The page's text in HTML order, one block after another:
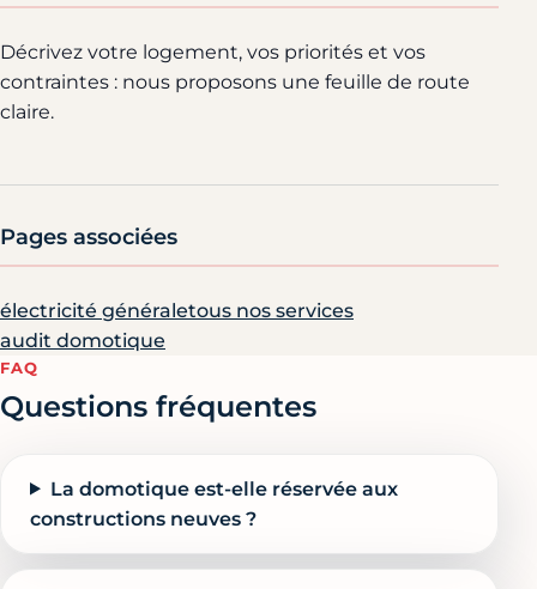
Décrivez votre logement, vos priorités et vos
contraintes : nous proposons une feuille de route
claire.
Pages associées
électricité généraletous nos services
audit domotique
FAQ
Questions fréquentes
La domotique est-elle réservée aux
constructions neuves ?